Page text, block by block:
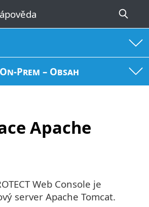
On-Prem – Obsah
Apache
Web Console je
server Apache Tomcat.